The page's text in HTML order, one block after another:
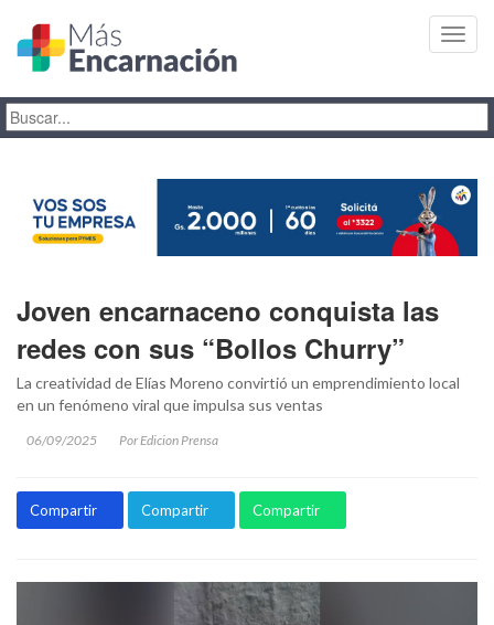
Joven encarnaceno conquista las
redes con sus “Bollos Churry”
La creatividad de Elías Moreno convirtió un emprendimiento local
en un fenómeno viral que impulsa sus ventas
06/09/2025 Por Edicion Prensa
Compartir Compartir Compartir